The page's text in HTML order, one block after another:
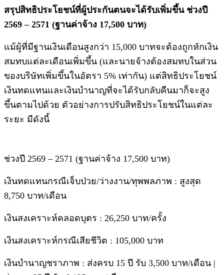
สรุปสิทธิประโยชน์ที่ผู้ประกันตนจะได้รับเพิ่มขึ้น ช่วงปี
2569 – 2571 (ฐานค่าจ้าง 17,500 บาท)
แม้ผู้ที่มีฐานเงินเดือนสูงกว่า 15,000 บาทจะต้องถูกหักเงิน
สมทบแต่ละเดือนเพิ่มขึ้น (และนายจ้างต้องสมทบในส่วน
ของบริษัทเพิ่มขึ้นในอัตรา 5% เท่ากัน) แต่สิทธิประโยชน์
เงินทดแทนและเงินบำนาญที่จะได้รับกลับคืนมาก็จะสูง
ขึ้นตามไปด้วย ตัวอย่างการปรับสิทธิประโยชน์ในแต่ละ
ระยะ มีดังนี้
ช่วงปี 2569 – 2571 (ฐานค่าจ้าง 17,500 บาท)
เงินทดแทนกรณีเจ็บป่วย/ว่างงาน/ทุพพลภาพ : สูงสุด
8,750 บาท/เดือน
เงินสงเคราะห์คลอดบุตร : 26,250 บาท/ครั้ง
เงินสงเคราะห์กรณีเสียชีวิต : 105,000 บาท
เงินบำนาญชราภาพ : ส่งครบ 15 ปี รับ 3,500 บาท/เดือน |